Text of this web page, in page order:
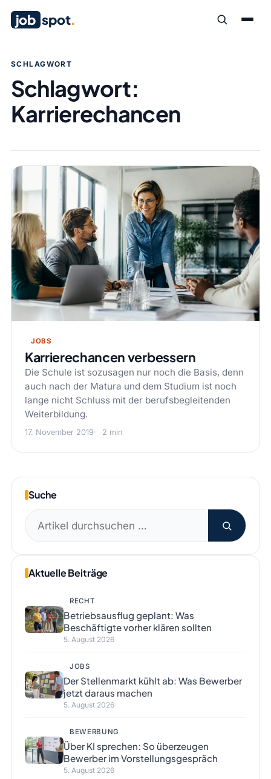
job spot.
SCHLAGWORT
Schlagwort:
Karrierechancen
JOBS
Karrierechancen verbessern
Die Schule ist sozusagen nur noch die Basis, denn
auch nach der Matura und dem Studium ist noch
lange nicht Schluss mit der berufsbegleitenden
Weiterbildung.
17. November 2019 2 min
Suche
Suchen
nach:
Aktuelle Beiträge
RECHT
Betriebsausflug geplant: Was
Beschäftigte vorher klären sollten
5. August 2026
JOBS
Der Stellenmarkt kühlt ab: Was Bewerber
jetzt daraus machen
5. August 2026
BEWERBUNG
Über KI sprechen: So überzeugen
Bewerber im Vorstellungsgespräch
5. August 2026